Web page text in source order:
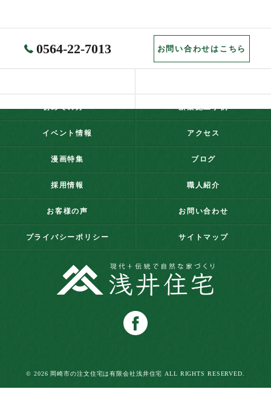
0564-22-7013 お問い合わせはこちら
初めての方へ 新築施工事例
イベント情報 アクセス
漫画特集 ブログ
採用情報 職人紹介
お客様の声 お問い合わせ
プライバシーポリシー サイトマップ
© 2026 岡崎市の注文住宅は有限会社浅井住宅 ALL RIGHTS RESERVED.